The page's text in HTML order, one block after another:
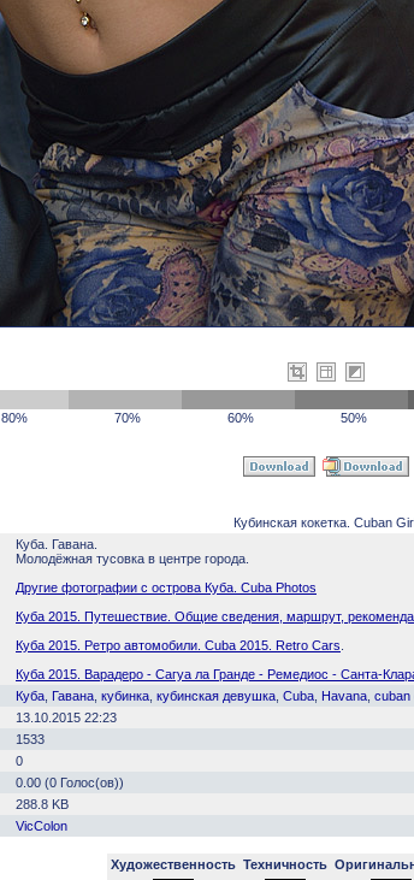
80% 70% 60% 50%
Кубинская кокетка. Cuban
Куба. Гавана.
Молодёжная тусовка в центре города.
Другие фотографии с острова Куба. Cuba Photos
Куба 2015. Путешествие. Общие сведения, маршрут,
Куба 2015. Ретро автомобили. Cuba 2015. Retro Cars
Куба 2015. Варадеро - Сагуа ла Гранде - Ремедиос - Санта-
Куба Гавана кубинка кубинская девушка Cuba Havana cuban
13.10.2015 22:23
1533
0
0.00 (0 Голос(ов))
288.8 KB
VicColon
Художественность Техничность